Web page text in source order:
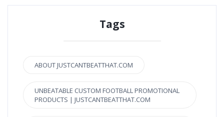
Tags
ABOUT JUSTCANTBEATTHAT.COM
UNBEATABLE CUSTOM FOOTBALL PROMOTIONAL
PRODUCTS | JUSTCANTBEATTHAT.COM